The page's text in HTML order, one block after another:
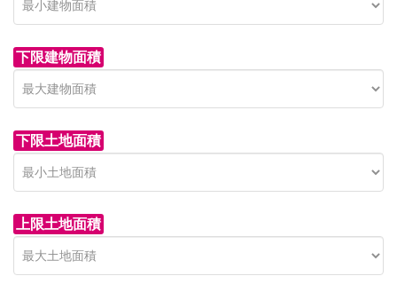
下限建物面積
下限土地面積
上限土地面積
青木新築分譲住宅
on call
Price on call
セン
850